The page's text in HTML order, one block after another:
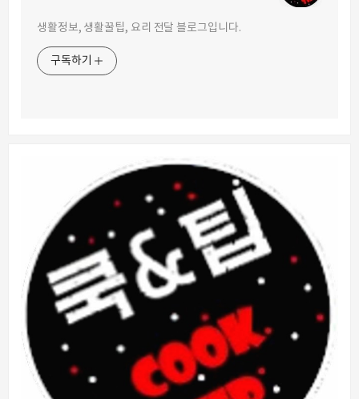
생활정보, 생활꿀팁, 요리 전달 블로그입니다.
구독하기